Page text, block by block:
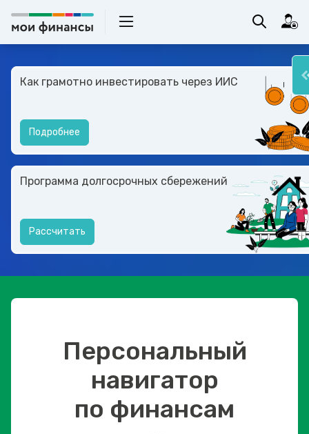
Как грамотно инвестировать через ИИС
Подробнее
Программа долгосрочных сбережений
Рассчитать
Персональный
навигатор
по финансам